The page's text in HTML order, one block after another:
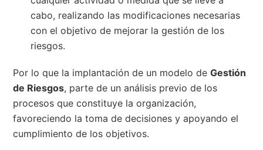
cabo, realizando las modificaciones necesarias
con el objetivo de mejorar la gestión de los
riesgos.
Por lo que la implantación de un modelo deGestión
de Riesgos, parte de un análisis previo de los
procesos que constituye la organización,
favoreciendo la toma de decisiones y apoyando el
cumplimiento de los objetivos.